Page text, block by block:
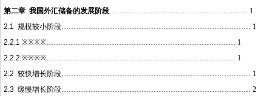
第二章 我国外汇储备的发展阶段………………………………………………… 1
2.1 规模较小阶段…………………………………………………………………… 1
2.2.1 ※※※※…………………………………………………………………… 1
2.2.2 ※※※※…………………………………………………………………… 1
2.2 较快增长阶段…………………………………………………………………… 1
2.3 缓慢增长阶段…………………………………………………………………… 2